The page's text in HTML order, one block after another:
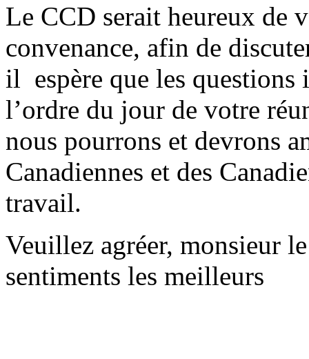
Le CCD serait heureux de
convenance, afin de
il espère que les questions
l’ordre du jour de votre
nous pourrons et devrons
Canadiennes et des
travail.
Veuillez agréer, monsieur
sentiments les meilleurs